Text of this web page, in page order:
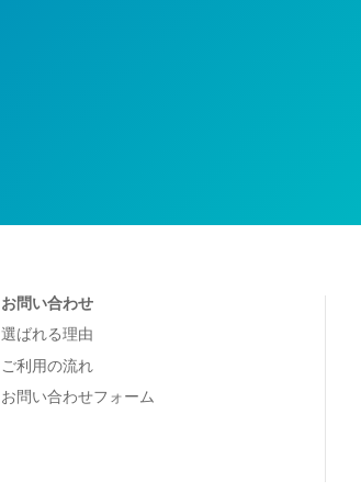
お問い合わせ
選ばれる理由
ご利用の流れ
お問い合わせフォーム